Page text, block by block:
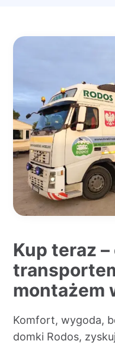
Kup teraz
montażem
Komfort, wygoda,
domki Rodos,